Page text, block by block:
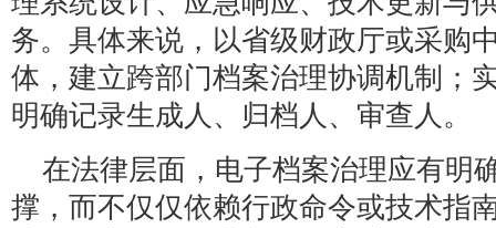
务。具体来说，以省级财政厅或采购
体，建立跨部门档案治理协调机制；
明确记录生成人、归档人、审查人。
在法律层面，电子档案治理应有明
撑，而不仅仅依赖行政命令或技术指